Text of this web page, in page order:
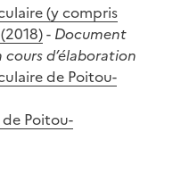
(y compris
- Document
d’élaboration
de Poitou-
Poitou-